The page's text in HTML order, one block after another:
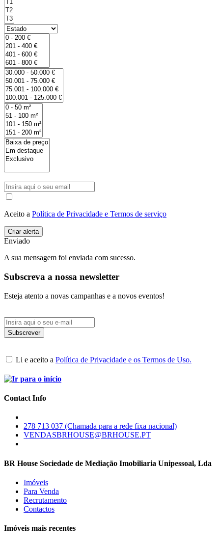
Aceito a Política de Privacidade e Termos de serviço
Enviado
A sua mensagem foi enviada com sucesso.
Subscreva a nossa newsletter
Esteja atento a novas campanhas e a novos eventos!
Li e aceito a Política de Privacidade e os Termos de Uso.
Contact Info
278 713 037 (Chamada para a rede fixa nacional)
VENDASBRHOUSE@BRHOUSE.PT
BR House Sociedade de Mediação Imobiliaria Unipessoal, Lda
Imóveis
Para Venda
Recrutamento
Contactos
Imóveis mais recentes